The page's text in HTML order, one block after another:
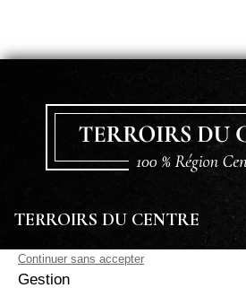
TERROIRS DU CENTRE
EN SAVOIR PLUS